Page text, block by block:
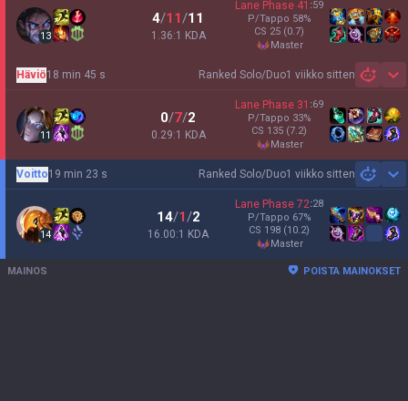
13
4/11/11
1.36:1 KDA
Lane Phase 41 :59
P/Tappo 58%
CS 25 (0.7)
master
Ranked Solo/Duo1 viikko sitten
Häviö18 min 45 s
11
0/7/2
0.29:1 KDA
Lane Phase 31 :69
P/Tappo 33%
CS 135 (7.2)
master
Ranked Solo/Duo1 viikko sitten
Voitto19 min 23 s
14
14/1/2
16.00:1 KDA
Lane Phase 72:28
P/Tappo 67%
CS 198 (10.2)
master
MAINOS POISTA MAINOKSET